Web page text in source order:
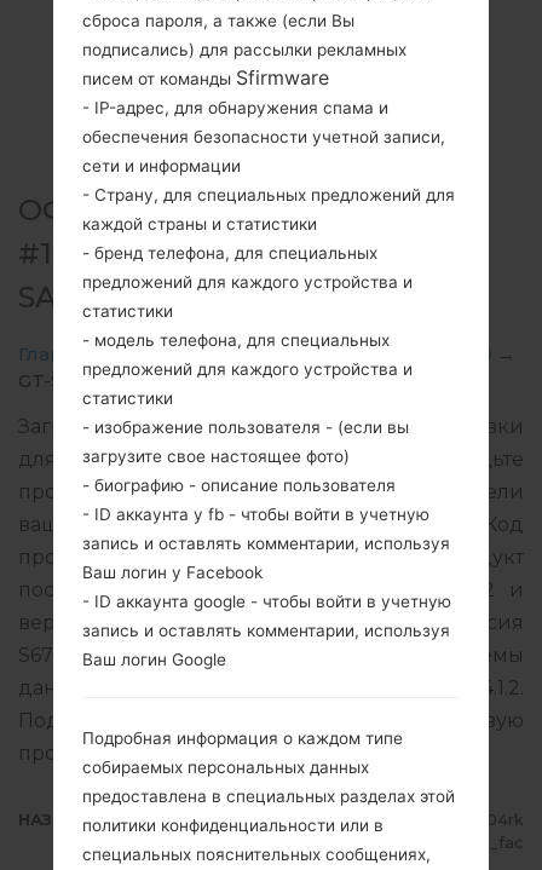
ОФИЦИАЛЬНАЯ ПРОШИВКА
#135981 ДЛЯ GT-S6790 -
SAMSUNGGALAXY FAME LITE
Главная → Galaxy Fame Lite SamsungGT-S6790 →
GT-S6790_1_20150925141439_j04rkfyd4u_fac.zip
Загрузите последнее обновление прошивки
для Samsung Galaxy Fame Lite, но не забудьте
проверить, соответствует ли номер модели
вашего смартфона указанному GT-S6790. Код
прошивки ECT для NIGERIA. Продукт
поставляется с версией PDA S6790XXANA2 и
версия CSC S6790OJVANA1, MODEM версия
S6790XXAMI1. Версия операционной системы
данной прошивки Android Jelly Bean 4.1.2.
Подробная инструкция, как прошить стоковую
прошивку на устройства Samsung
НАЗВАНИЕ ФАЙЛА
GT-S6790_1_20150925141439_j04rk
fyd4u_fac
сброса пароля, а также (если Вы
подписались) для рассылки рекламных
писем от команды Sfirmware
- IP-адрес, для обнаружения спама и
обеспечения безопасности учетной записи,
сети и информации
- Страну, для специальных предложений для
каждой страны и статистики
- бренд телефона, для специальных
предложений для каждого устройства и
статистики
- модель телефона, для специальных
предложений для каждого устройства и
статистики
- изображение пользователя - (если вы
загрузите свое настоящее фото)
- биографию - описание пользователя
- ID аккаунта у fb - чтобы войти в учетную
запись и оставлять комментарии, используя
Ваш логин у Facebook
- ID аккаунта google - чтобы войти в учетную
запись и оставлять комментарии, используя
Ваш логин Google
Подробная информация о каждом типе
собираемых персональных данных
предоставлена в специальных разделах этой
политики конфиденциальности или в
специальных пояснительных сообщениях,